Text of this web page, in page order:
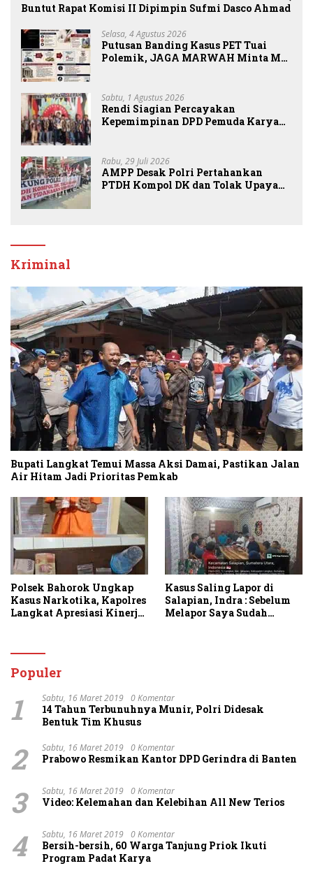
Buntut Rapat Komisi II Dipimpin Sufmi Dasco Ahmad
Selasa, 4 Agustus 2026
Putusan Banding Kasus PET Tuai
Polemik, JAGA MARWAH Minta MA
Sabtu, 1 Agustus 2026
Rendi Siagian Percayakan
Kepemimpinan DPD Pemuda Karya
Rabu, 29 Juli 2026
AMPP Desak Polri Pertahankan
PTDH Kompol DK dan Tolak Upaya
Kriminal
Bupati Langkat Temui Massa Aksi Damai, Pastikan Jalan
Air Hitam Jadi Prioritas Pemkab
Polsek Bahorok Ungkap
Kasus Narkotika, Kapolres
Langkat Apresiasi Kinerja
Layanan 110
Kasus Saling Lapor di
Salapian, Indra : Sebelum
Melapor Saya Sudah
Populer
1 Sabtu, 16 Maret 2019 0 Komentar
14 Tahun Terbunuhnya Munir, Polri Didesak
Bentuk Tim Khusus
2 Sabtu, 16 Maret 2019 0 Komentar
Prabowo Resmikan Kantor DPD Gerindra di Banten
3 Sabtu, 16 Maret 2019 0 Komentar
Video: Kelemahan dan Kelebihan All New Terios
4 Sabtu, 16 Maret 2019 0 Komentar
Bersih-bersih, 60 Warga Tanjung Priok Ikuti
Program Padat Karya